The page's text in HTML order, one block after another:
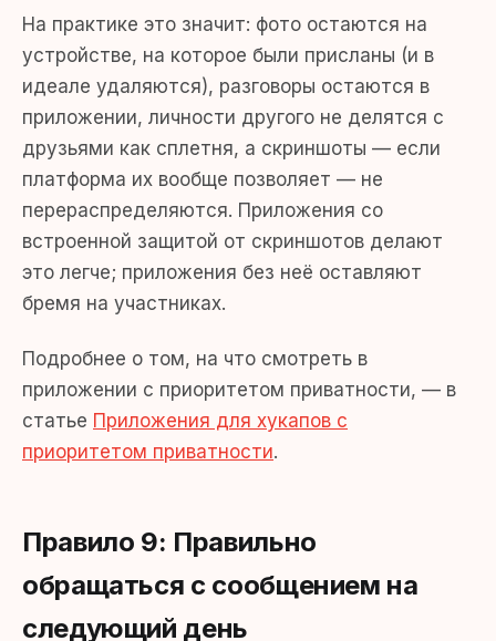
На практике это значит: фото остаются на
устройстве, на которое были присланы (и в
идеале удаляются), разговоры остаются в
приложении, личности другого не делятся с
друзьями как сплетня, а скриншоты — если
платформа их вообще позволяет — не
перераспределяются. Приложения со
встроенной защитой от скриншотов делают
это легче; приложения без неё оставляют
бремя на участниках.
Подробнее о том, на что смотреть в
приложении с приоритетом приватности, — в
статье Приложения для хукапов с
приоритетом приватности.
Правило 9: Правильно
обращаться с сообщением на
следующий день